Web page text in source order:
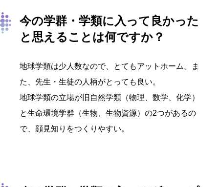
今の学群・学類に入って良かった
と思えることは何ですか？
地球学類は少人数なので、とてもアットホーム。ま
た、先生・生徒の人柄がとっても良い。
地球学類の立場が旧自然学類（物理、数学、化学）
と生命環境学群（生物、生物資源）の2つがあるの
で、顔見知りをつくりやすい。